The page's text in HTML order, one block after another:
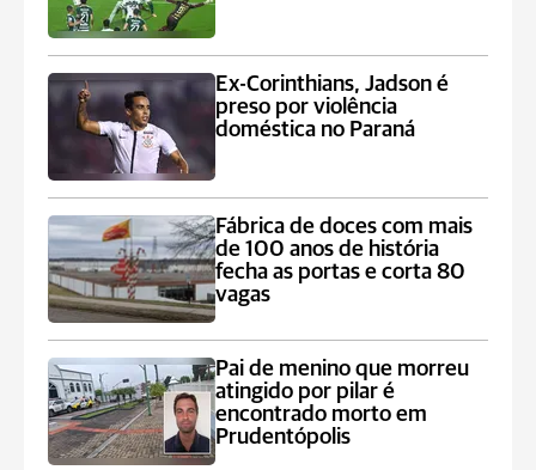
Ex-Corinthians, Jadson é
preso por violência
doméstica no Paraná
Fábrica de doces com mais
de 100 anos de história
fecha as portas e corta 80
vagas
Pai de menino que morreu
atingido por pilar é
encontrado morto em
Prudentópolis